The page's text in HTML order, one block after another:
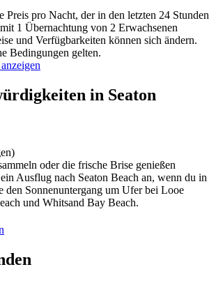
Preis pro Nacht, der in den letzten 24 Stunden
1 Übernachtung von 2 Erwachsenen
und Verfügbarkeiten können sich ändern.
Bedingungen gelten.
in Seaton
oder die frische Brise genießen
Ausflug nach Seaton Beach an, wenn du in
den Sonnenuntergang um Ufer bei Looe
und Whitsand Bay Beach.